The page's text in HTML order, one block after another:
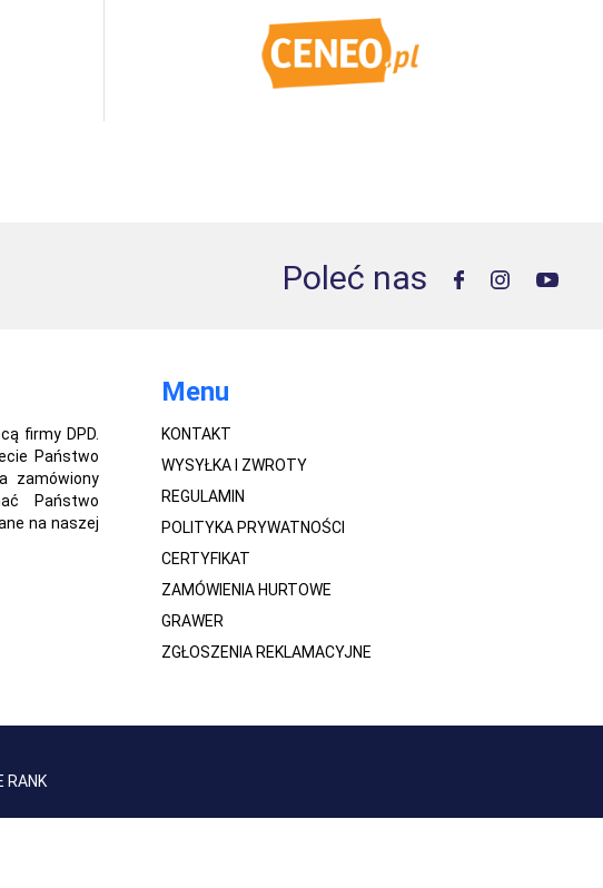
Poleć nas
firmy DPD.
Państwo
zamówiony
Państwo
na naszej
Menu
KONTAKT
WYSYŁKA I ZWROTY
REGULAMIN
POLITYKA PRYWATNOŚCI
CERTYFIKAT
ZAMÓWIENIA HURTOWE
GRAWER
ZGŁOSZENIA REKLAMACYJNE
RANK